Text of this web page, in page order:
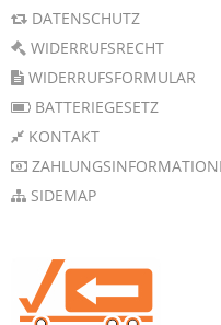
DATENSCHUTZ
WIDERRUFSRECHT
WIDERRUFSFORMULAR
BATTERIEGESETZ
KONTAKT
SIDEMAP